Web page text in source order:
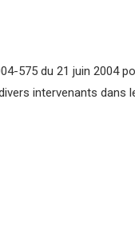
575 du 21 juin 2004
intervenants dans